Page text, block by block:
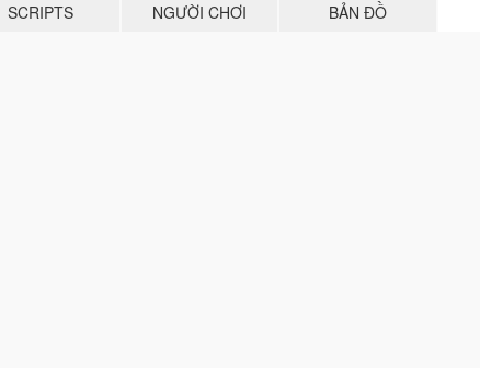
SCRIPTS NGƯỜI CHƠI BẢN ĐỒ